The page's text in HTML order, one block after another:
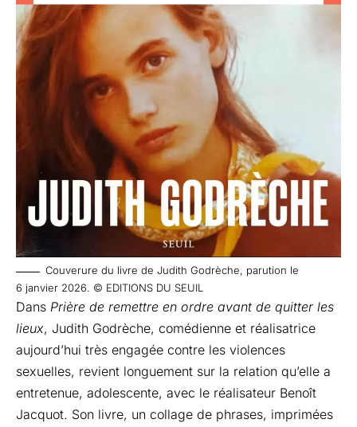
Couverure du livre de Judith Godrèche, parution le
6 janvier 2026. © EDITIONS DU SEUIL
Dans Prière de remettre en ordre avant de quitter les
lieux, Judith Godrèche, comédienne et réalisatrice
aujourd’hui très engagée contre les violences
sexuelles, revient longuement sur la relation qu’elle a
entretenue, adolescente, avec le réalisateur Benoît
Jacquot. Son livre, un collage de phrases, imprimées